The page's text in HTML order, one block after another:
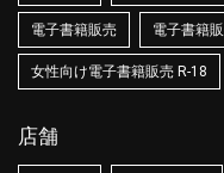
電子書籍販売 電子書籍
女性向け電子書籍販売 R-18
店舗